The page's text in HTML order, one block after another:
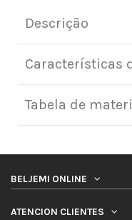
Descrição
Características
Tabela de
BELJEMI ONLINE
ATENCION CLIENTES